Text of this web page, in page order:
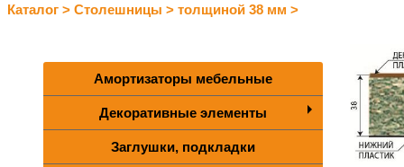
Каталог > Столешницы > толщиной 38 мм >
Амортизаторы мебельные
Декоративные элементы
Заглушки, подкладки